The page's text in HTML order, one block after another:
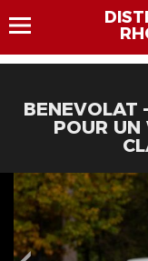
BENEVOLAT
POUR UN